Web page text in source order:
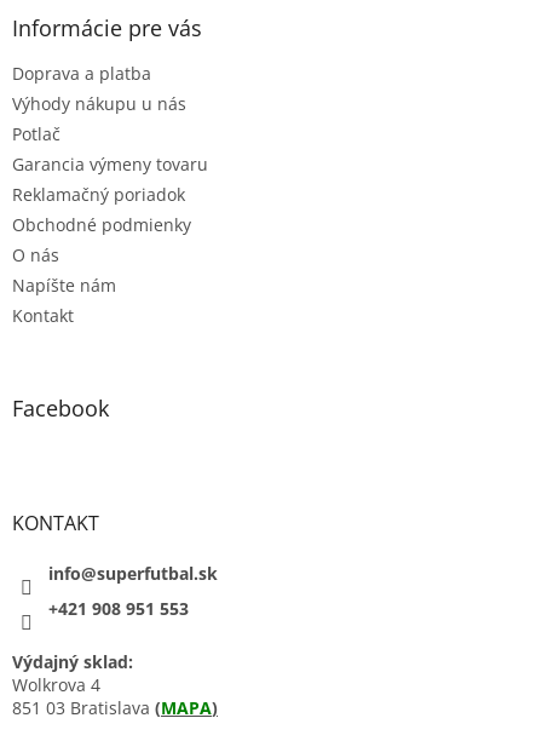
Informácie pre vás
Doprava a platba
Výhody nákupu u nás
Potlač
Garancia výmeny tovaru
Reklamačný poriadok
Obchodné podmienky
O nás
Napíšte nám
Kontakt
Facebook
KONTAKT
info@superfutbal.sk
+421 908 951 553
Výdajný sklad:
Wolkrova 4
851 03 Bratislava (MAPA)